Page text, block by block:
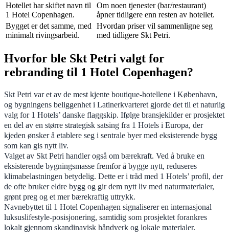
Hotellet har skiftet navn til
1 Hotel Copenhagen.
Om noen tjenester (bar/restaurant)
åpner tidligere enn resten av hotellet.
Bygget er det samme, med
minimalt rivingsarbeid.
Hvordan priser vil sammenligne seg
med tidligere Skt Petri.
Hvorfor ble Skt Petri valgt for
rebranding til 1 Hotel Copenhagen?
Skt Petri var et av de mest kjente boutique-hotellene i København,
og bygningens beliggenhet i Latinerkvarteret gjorde det til et naturlig
valg for 1 Hotels’ danske flaggskip. Ifølge bransjekilder er prosjektet
en del av en større strategisk satsing fra 1 Hotels i Europa, der
kjeden ønsker å etablere seg i sentrale byer med eksisterende bygg
som kan gis nytt liv.
Valget av Skt Petri handler også om bærekraft. Ved å bruke en
eksisterende bygningsmasse fremfor å bygge nytt, reduseres
klimabelastningen betydelig. Dette er i tråd med 1 Hotels’ profil, der
de ofte bruker eldre bygg og gir dem nytt liv med naturmaterialer,
grønt preg og et mer bærekraftig uttrykk.
Navnebyttet til 1 Hotel Copenhagen signaliserer en internasjonal
luksuslifestyle-posisjonering, samtidig som prosjektet forankres
lokalt gjennom skandinavisk håndverk og lokale materialer.